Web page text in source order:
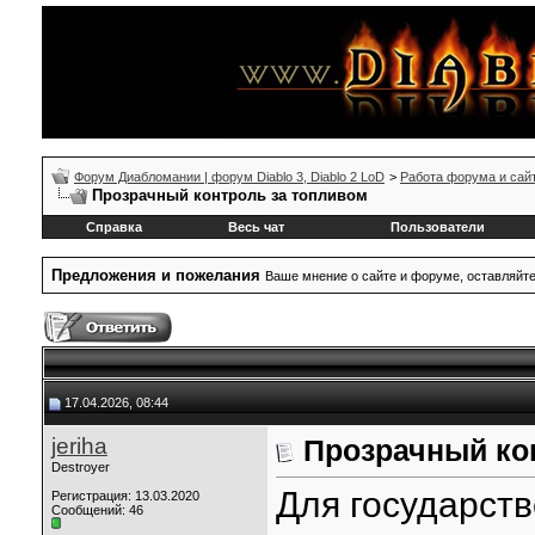
Форум Диабломании | форум Diablo 3, Diablo 2 LoD > Работа форума и
Прозрачный контроль за топливом
Справка Весь чат Пользователи
Предложения и пожелания Ваше мнение о сайте и форуме,
17.04.2026, 08:44
jeriha
Destroyer
Регистрация: 13.03.2020
Сообщений: 46
Прозрачный
Для